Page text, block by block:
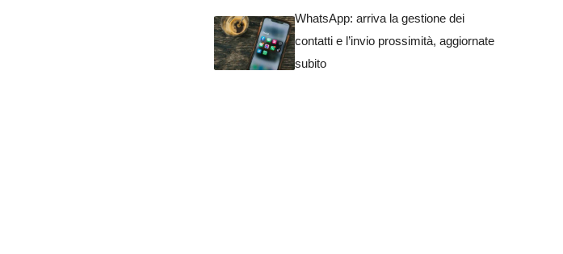
WhatsApp: arriva la gestione dei
contatti e l’invio prossimità, aggiornate
subito